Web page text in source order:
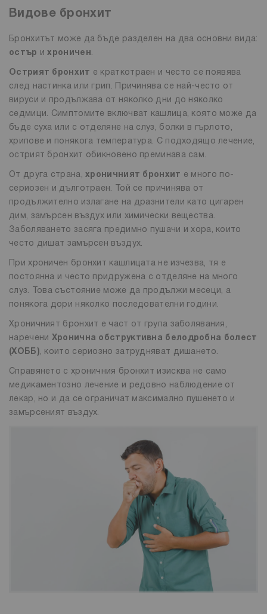
Видове бронхит
Бронхитът може да бъде разделен на два основни вида:
остър ихроничен.
Острият бронхит е краткотраен и често се появява
след настинка или грип. Причинява се най-често от
вируси и продължава от няколко дни до няколко
седмици. Симптомите включват кашлица, която може да
бъде суха или с отделяне на слуз, болки в гърлото,
хрипове и понякога температура. С подходящо лечение,
острият бронхит обикновено преминава сам.
От друга страна,хроничният бронхит е много по-
сериозен и дълготраен. Той се причинява от
продължително излагане на дразнители като цигарен
дим, замърсен въздух или химически вещества.
Заболяването засяга предимно пушачи и хора, които
често дишат замърсен въздух.
При хроничен бронхит кашлицата не изчезва, тя е
постоянна и често придружена с отделяне на много
слуз. Това състояние може да продължи месеци, а
понякога дори няколко последователни години.
Хроничният бронхит е част от група заболявания,
наречени Хронична обструктивна белодробна болест
(ХОББ), които сериозно затрудняват дишането.
Справянето с хроничния бронхит изисква не само
медикаментозно лечение и редовно наблюдение от
лекар, но и да се ограничат максимално пушенето и
замърсеният въздух.